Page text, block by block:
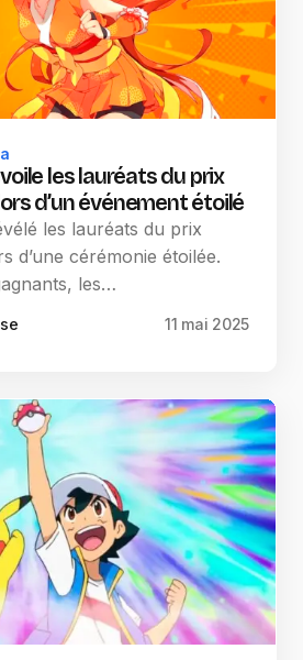
les lauréats du prix
d’un événement étoilé
les lauréats du prix
d’une cérémonie étoilée.
les…
11 mai 2025